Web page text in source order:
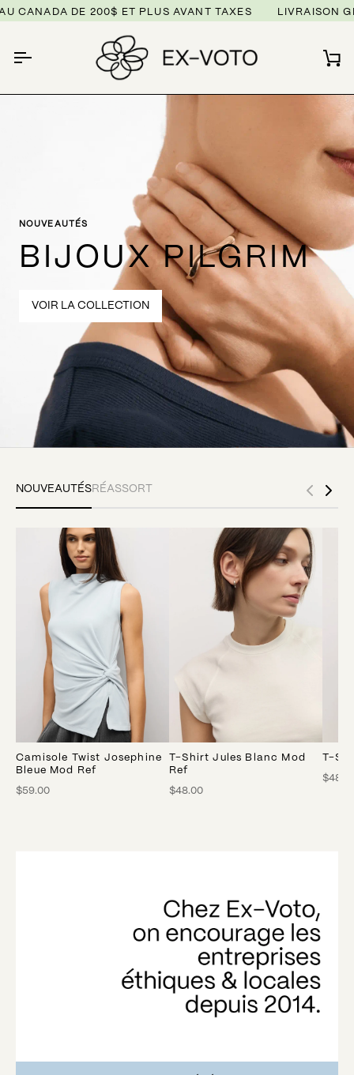
Passer
au
DE 200$ ET PLUS AVANT TAXES LIVRAISON
NOUVEAUTÉS
BIJOUX PILGRIM
VOIR LA COLLECTION
NOUVEAUTÉSRÉASSORT
Camisole Twist Josephine
Bleue Mod Ref
$59.00
T-Shirt Jules Blanc Mod
Ref
$48.00
T-